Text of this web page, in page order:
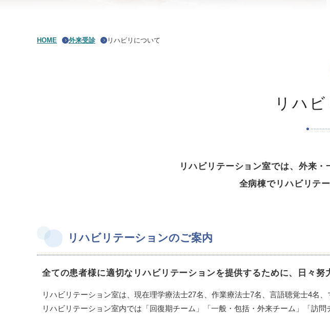
HOME 外来受診 リハビリについて
リハ
リハビリテーション室では、外来・
全病棟でリハビリテ
リハビリテーションのご案内
全ての患者様に適切なリハビリテーションを提供するために、日々努
リハビリテーション室は、現在理学療法士27名、作業療法士7名、言語聴覚士4名
リハビリテーション室内では「回復期チーム」「一般・包括・外来チーム」「訪